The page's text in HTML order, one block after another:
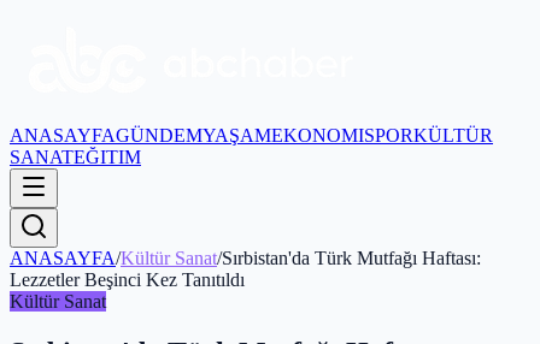
ANASAYFAGÜNDEMYAŞAMEKONOMISPORKÜLTÜR
SANATEĞITIM
ANASAYFA/Kültür Sanat/Sırbistan'da Türk Mutfağı Haftası:
Lezzetler Beşinci Kez Tanıtıldı
Kültür Sanat